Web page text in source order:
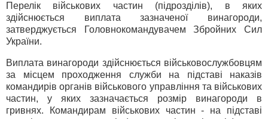
Перелік військових частин (підрозділів), в яких
здійснюється виплата зазначеної винагороди,
затверджується Головнокомандувачем Збройних Сил
України.
Виплата винагороди здійснюється військовослужбовцям
за місцем проходження служби на підставі наказів
командирів органів військового управління та військових
частин, у яких зазначається розмір винагороди в
гривнях. Командирам військових частин - на підставі